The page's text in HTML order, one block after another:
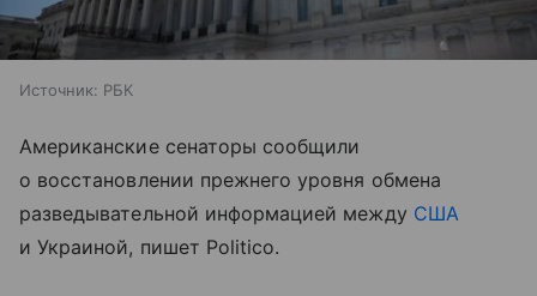
Источник: РБК
Американские сенаторы сообщили
о восстановлении прежнего уровня обмена
разведывательной информацией между США
и Украиной, пишет Politico.